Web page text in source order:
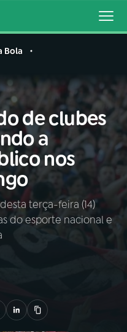
Bola
de clubes
a
nos
terça-feira (14)
do esporte nacional e